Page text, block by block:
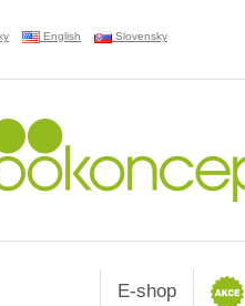
English Slovensky
E-shop